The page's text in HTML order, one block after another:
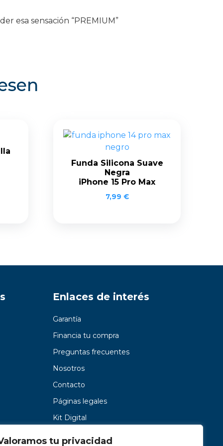
tu privacidad
esa sensación “PREMIUM”
Funda Silicona Suave
Negra
iPhone 15 Pro Max
7,99 €
Enlaces de interés
Garantía
Financia tu compra
Preguntas frecuentes
Nosotros
Contacto
Páginas legales
Kit Digital